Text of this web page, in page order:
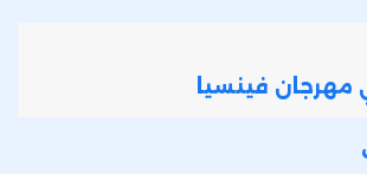
كل ما تريد معرفته عن مسلسل
الفرنساوي.. 10 حلقات من الإثارة